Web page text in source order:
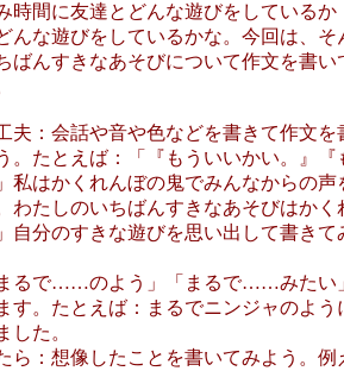
時間に友達とどんな遊びをしているか
んな遊びをしているかな。今回は、そ
ばんすきなあそびについて作文を書い
夫：会話や音や色などを書きて作文を
。たとえば：「『もういいかい。』『
私はかくれんぼの鬼でみんなからの声
わたしのいちばんすきなあそびはかく
自分のすきな遊びを思い出して書きて
るで……のよう」「まるで……みたい
す。たとえば：まるでニンジャのよう
した。
ら：想像したことを書いてみよう。例